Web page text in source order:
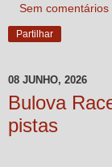
Sem comentários
Partilhar
08 JUNHO, 2026
Bulova
pistas